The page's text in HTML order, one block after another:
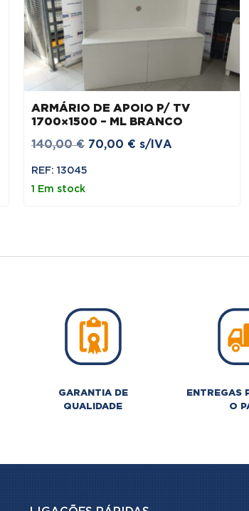
ARMÁRIO DE APOIO P/ TV
1700×1500 – ML BRANCO
140,00€ O
70,00 € O
s/IVA
REF: 13045
1 Em stock
GARANTIA DE
QUALIDADE
ENTREGAS
O